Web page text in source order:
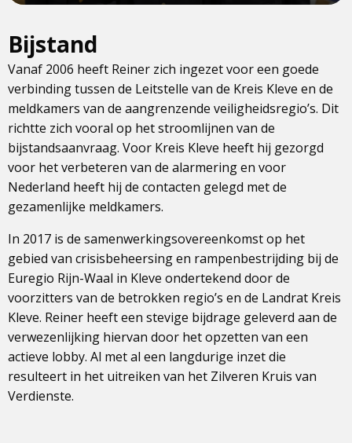
Bijstand
Vanaf 2006 heeft Reiner zich ingezet voor een goede
verbinding tussen de Leitstelle van de Kreis Kleve en de
meldkamers van de aangrenzende veiligheidsregio’s. Dit
richtte zich vooral op het stroomlijnen van de
bijstandsaanvraag. Voor Kreis Kleve heeft hij gezorgd
voor het verbeteren van de alarmering en voor
Nederland heeft hij de contacten gelegd met de
gezamenlijke meldkamers.
In 2017 is de samenwerkingsovereenkomst op het
gebied van crisisbeheersing en rampenbestrijding bij de
Euregio Rijn-Waal in Kleve ondertekend door de
voorzitters van de betrokken regio’s en de Landrat Kreis
Kleve. Reiner heeft een stevige bijdrage geleverd aan de
verwezenlijking hiervan door het opzetten van een
actieve lobby. Al met al een langdurige inzet die
resulteert in het uitreiken van het Zilveren Kruis van
Verdienste.